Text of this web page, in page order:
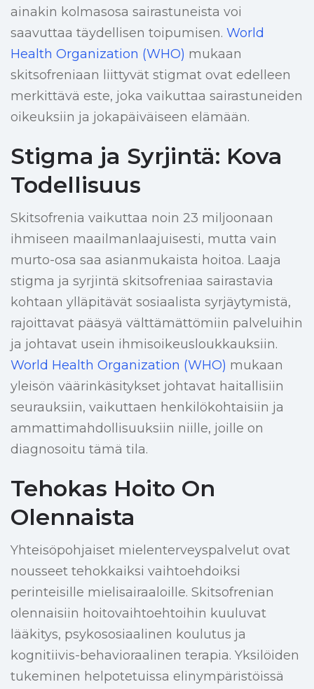
ainakin kolmasosa sairastuneista voi
saavuttaa täydellisen toipumisen. World
Health Organization (WHO) mukaan
skitsofreniaan liittyvät stigmat ovat edelleen
merkittävä este, joka vaikuttaa sairastuneiden
oikeuksiin ja jokapäiväiseen elämään.
Stigma ja Syrjintä: Kova
Todellisuus
Skitsofrenia vaikuttaa noin 23 miljoonaan
ihmiseen maailmanlaajuisesti, mutta vain
murto-osa saa asianmukaista hoitoa. Laaja
stigma ja syrjintä skitsofreniaa sairastavia
kohtaan ylläpitävät sosiaalista syrjäytymistä,
rajoittavat pääsyä välttämättömiin palveluihin
ja johtavat usein ihmisoikeusloukkauksiin.
World Health Organization (WHO) mukaan
yleisön väärinkäsitykset johtavat haitallisiin
seurauksiin, vaikuttaen henkilökohtaisiin ja
ammattimahdollisuuksiin niille, joille on
diagnosoitu tämä tila.
Tehokas Hoito On
Olennaista
Yhteisöpohjaiset mielenterveyspalvelut ovat
nousseet tehokkaiksi vaihtoehdoiksi
perinteisille mielisairaaloille. Skitsofrenian
olennaisiin hoitovaihtoehtoihin kuuluvat
lääkitys, psykososiaalinen koulutus ja
kognitiivis-behavioraalinen terapia. Yksilöiden
tukeminen helpotetuissa elinympäristöissä